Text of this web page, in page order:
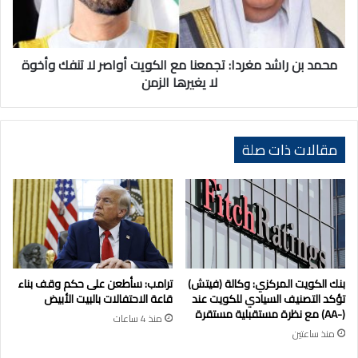
أواصر
لا
تنفك
يغيرها
محمد بن راشد مغردا: تجمعنا مع الكويت أواصر لا تنفك وأخوة
لا يغيرها الزمن
مقالات ذات صلة
بنك الكويت المركزي: وكالة (فيتش)
تؤكد التصنيف السيادي للكويت عند
(-AA) مع نظرة مستقبلية مستقرة
منذ ساعتين
ترامب: سأطعن على حكم وقف بناء
قاعة الاحتفالات بالبيت الأبيض
منذ 4 ساعات